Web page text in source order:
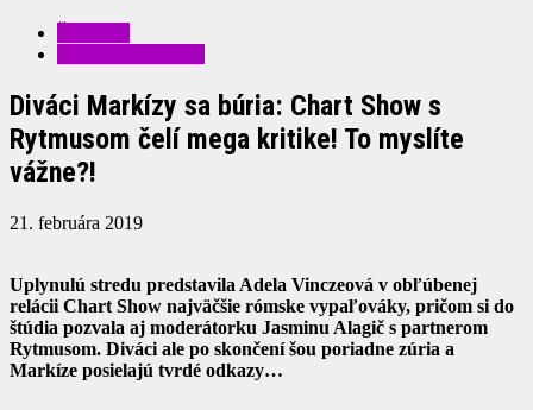
Diváci Markízy sa búria: Chart Show s
Rytmusom čelí mega kritike! To myslíte
vážne?!
21. februára 2019
Uplynulú stredu predstavila Adela Vinczeová v obľúbenej
relácii Chart Show najväčšie rómske vypaľováky, pričom si do
štúdia pozvala aj moderátorku Jasminu Alagič s partnerom
Rytmusom. Diváci ale po skončení šou poriadne zúria a
Markíze posielajú tvrdé odkazy…